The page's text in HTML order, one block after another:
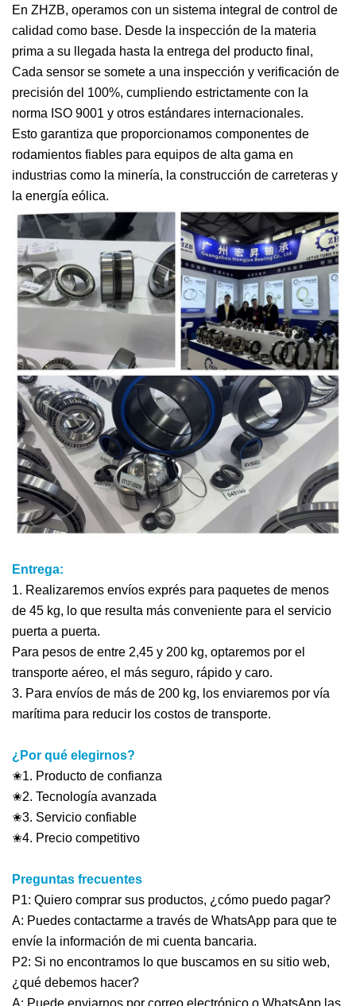
En ZHZB, operamos con un sistema integral de control de
calidad como base. Desde la inspección de la materia
prima a su llegada hasta la entrega del producto final,
Cada sensor se somete a una inspección y verificación de
precisión del 100%, cumpliendo estrictamente con la
norma ISO 9001 y otros estándares internacionales.
Esto garantiza que proporcionamos componentes de
rodamientos fiables para equipos de alta gama en
industrias como la minería, la construcción de carreteras y
la energía eólica.
Entrega:
1. Realizaremos envíos exprés para paquetes de menos
de 45 kg, lo que resulta más conveniente para el servicio
puerta a puerta.
Para pesos de entre 2,45 y 200 kg, optaremos por el
transporte aéreo, el más seguro, rápido y caro.
3. Para envíos de más de 200 kg, los enviaremos por vía
marítima para reducir los costos de transporte.
¿Por qué elegirnos?
✬1. Producto de confianza
✬2. Tecnología avanzada
✬3. Servicio confiable
✬4. Precio competitivo
Preguntas frecuentes
P1: Quiero comprar sus productos, ¿cómo puedo pagar?
A: Puedes contactarme a través de WhatsApp para que te
envíe la información de mi cuenta bancaria.
P2: Si no encontramos lo que buscamos en su sitio web,
¿qué debemos hacer?
A: Puede enviarnos por correo electrónico o WhatsApp las